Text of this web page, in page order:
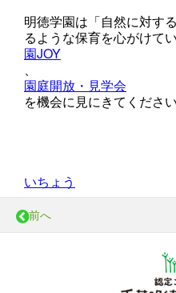
明徳学園は「自然に対す
るような保育を心がけてい
園JOY
、
園庭開放・見学会
を機会に見にきてくださ
いちょう
前へ